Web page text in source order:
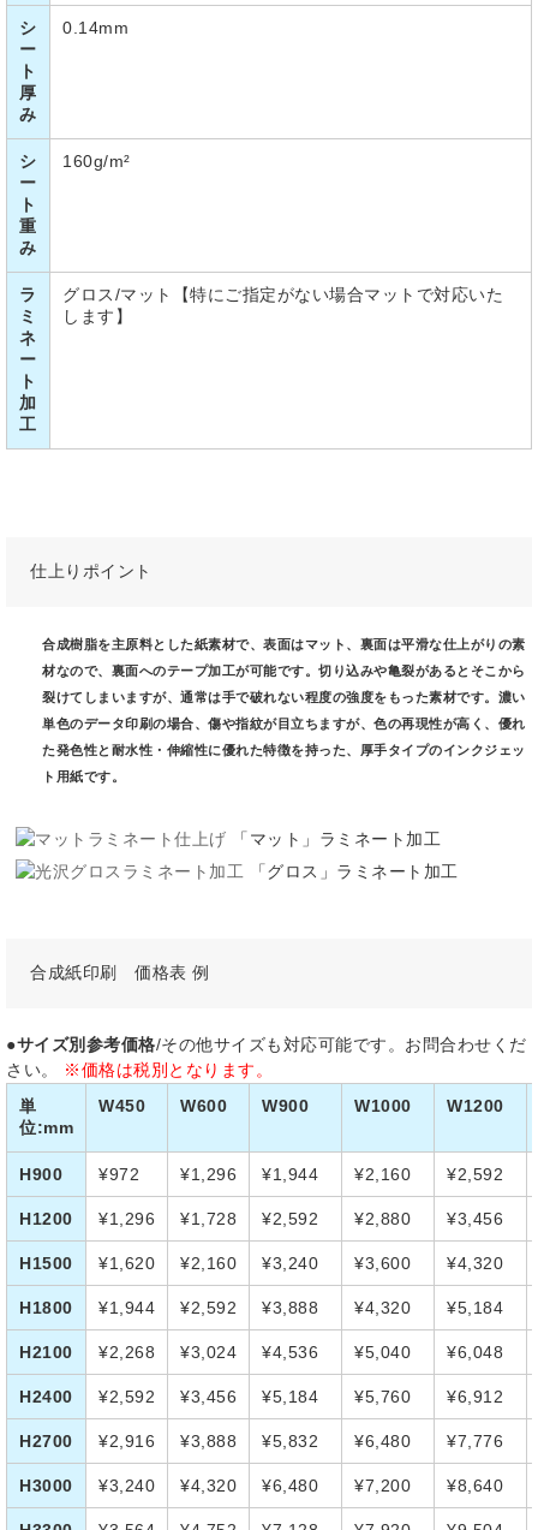
シ
ー
ト
厚
み
0.14mm
シ
ー
ト
重
み
160g/m²
ラ
ミ
ネ
ー
ト
加
工
グロス/マット【特にご指定がない場合マットで対応いた
します】
仕上りポイント
合成樹脂を主原料とした紙素材で、表面はマット、裏面は平滑な仕上がりの素
材なので、裏面へのテープ加工が可能です。切り込みや亀裂があるとそこから
裂けてしまいますが、通常は手で破れない程度の強度をもった素材です。濃い
単色のデータ印刷の場合、傷や指紋が目立ちますが、色の再現性が高く、優れ
た発色性と耐水性・伸縮性に優れた特徴を持った、厚手タイプのインクジェッ
ト用紙です。
「マット」ラミネート加工
「グロス」ラミネート加工
合成紙印刷 価格表 例
●サイズ別参考価格/その他サイズも対応可能です。お問合わせくだ
さい。
※価格は税別となります。
単
位:mm
W450 W600 W900 W1000 W1200
H900 ¥972 ¥1,296 ¥1,944 ¥2,160 ¥2,592
H1200 ¥1,296 ¥1,728 ¥2,592 ¥2,880 ¥3,456
H1500 ¥1,620 ¥2,160 ¥3,240 ¥3,600 ¥4,320
H1800 ¥1,944 ¥2,592 ¥3,888 ¥4,320 ¥5,184
H2100 ¥2,268 ¥3,024 ¥4,536 ¥5,040 ¥6,048
H2400 ¥2,592 ¥3,456 ¥5,184 ¥5,760 ¥6,912
H2700 ¥2,916 ¥3,888 ¥5,832 ¥6,480 ¥7,776
H3000 ¥3,240 ¥4,320 ¥6,480 ¥7,200 ¥8,640